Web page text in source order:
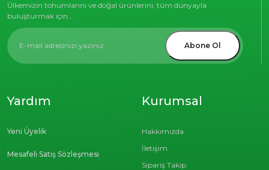
Ülkemizin tohumlarını ve doğal ürünlerini, tüm dünyayla
buluşturmak için...
Abone Ol
Kurumsal
Hakkımızda
İletişim
Sipariş Takip
Yardım
Yeni Üyelik
Mesafeli Satış Sözleşmesi